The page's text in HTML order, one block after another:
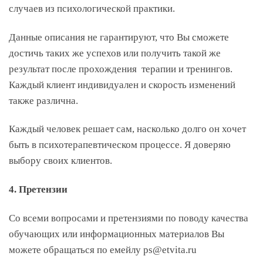
случаев из психологической практики.
Данные описания не гарантируют, что Вы сможете
достичь таких же успехов или получить такой же
результат после прохождения терапии и тренингов.
Каждый клиент индивидуален и скорость изменений
также различна.
Каждый человек решает сам, насколько долго он хочет
быть в психотерапевтическом процессе. Я доверяю
выбору своих клиентов.
4. Претензии
Со всеми вопросами и претензиями по поводу качества
обучающих или информационных материалов Вы
можете обращаться по емейлу ps@etvita.ru